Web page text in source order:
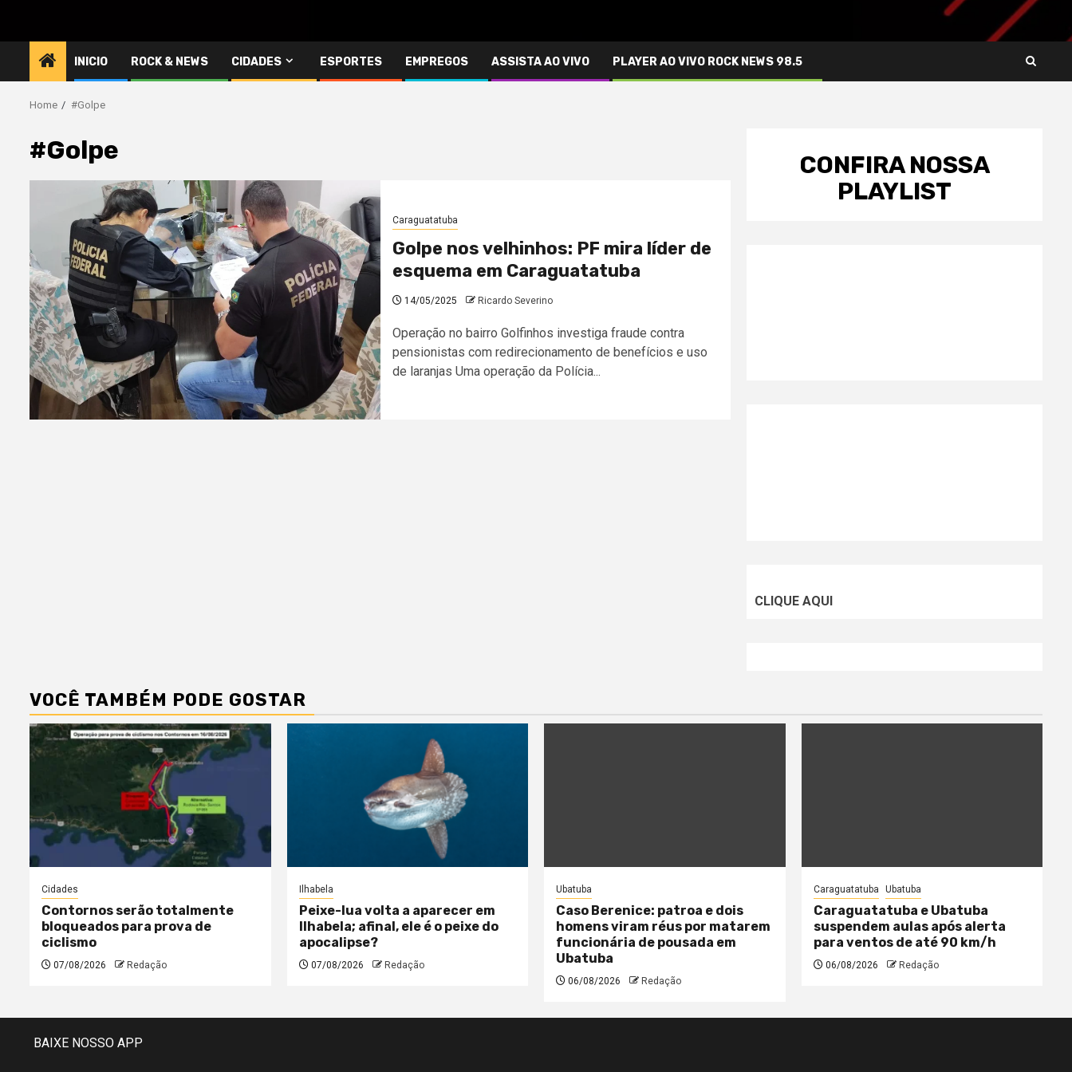
INICIO ROCK & NEWS CIDADES ESPORTES EMPREGOS ASSISTA AO VIVO PLAYER AO VIVO ROCK NEWS 98.5
Home #Golpe
#Golpe
Caraguatatuba
Golpe nos velhinhos: PF mira líder de
esquema em Caraguatatuba
14/05/2025 Ricardo Severino
Operação no bairro Golfinhos investiga fraude contra
pensionistas com redirecionamento de benefícios e uso
de laranjas Uma operação da Polícia...
CONFIRA NOSSA
PLAYLIST
CLIQUE AQUI
VOCÊ TAMBÉM PODE GOSTAR
Cidades
Contornos serão totalmente
bloqueados para prova de
ciclismo
07/08/2026 Redação
Ilhabela
Peixe-lua volta a aparecer em
Ilhabela; afinal, ele é o peixe do
apocalipse?
07/08/2026 Redação
Ubatuba
Caso Berenice: patroa e dois
homens viram réus por matarem
funcionária de pousada em
Ubatuba
06/08/2026 Redação
Caraguatatuba Ubatuba
Caraguatatuba e Ubatuba
suspendem aulas após alerta
para ventos de até 90 km/h
06/08/2026 Redação
BAIXE NOSSO APP